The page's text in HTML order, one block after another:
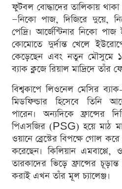
ফুটবল বোদ্ধাদের তালিকায়
—নিকো পাজ, দিজিরে দুয়ে,
পেদ্রি। আর্জেন্টিনার নিকো পাজ
কোমোতে দুর্দান্ত খেলে
কেড়েছেন এবং নতুন মৌসুমে
ব্যাক ক্লজে রিয়াল মাদ্রিদে তাঁর
বিশ্বকাপে লিওনেল মেসির
মিডফিল্ডার হিসেবে তিনি
পারেন। অন্যদিকে ফ্রান্সের
পিএসজির (PSG) হয়ে মাঠ
ওয়ানে ব্রেস্টের বিপক্ষে গোল
করেছেন। কিলিয়ান এমবাপ্পে,
তারকাদের ভিড়ে ফ্রান্সের
করাই এখন তাঁর মূল চ্যালেঞ্জ।